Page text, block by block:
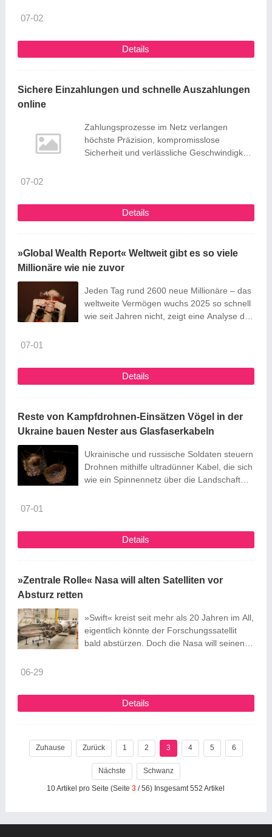
07-02
Details
Sichere Einzahlungen und schnelle Auszahlungen
online
Zahlungsprozesse im Netz verlangen
höchste Präzision, kompromisslose
Sicherheit und verlässliche Geschwindigkeit.
Guthaben zügig verfügbar ist und Gewinne
ohne Verzögerung ankommen. Bei Iris
Standards und partnerschaftlichen
Zahlungsdienstleistern. Eine saubere
07-02
Details
»Global Wealth Report« Weltweit gibt es so viele
Millionäre wie nie zuvor
Jeden Tag rund 2600 neue Millionäre – das
weltweite Vermögen wuchs 2025 so schnell
wie seit Jahren nicht, zeigt eine Analyse der
07-01
Details
Reste von Kampfdrohnen-Einsätzen Vögel in der
Ukraine bauen Nester aus Glasfaserkabeln
Ukrainische und russische Soldaten steuern
Drohnen mithilfe ultradünner Kabel, die sich
wie ein Spinnennetz über die Landschaft
07-01
Details
»Zentrale Rolle« Nasa will alten Satelliten vor
Absturz retten
»Swift« kreist seit mehr als 20 Jahren im All,
eigentlich könnte der Forschungssatellit
bald abstürzen. Doch die Nasa will seinen
06-29
Details
Zuhause Zurück 1 2 3 4 5 6
Nächste Schwanz
10 Artikel pro Seite (Seite3 / 56) Insgesamt 552 Artikel